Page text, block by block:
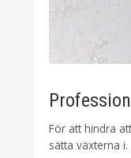
För att hindra
sätta växterna i.